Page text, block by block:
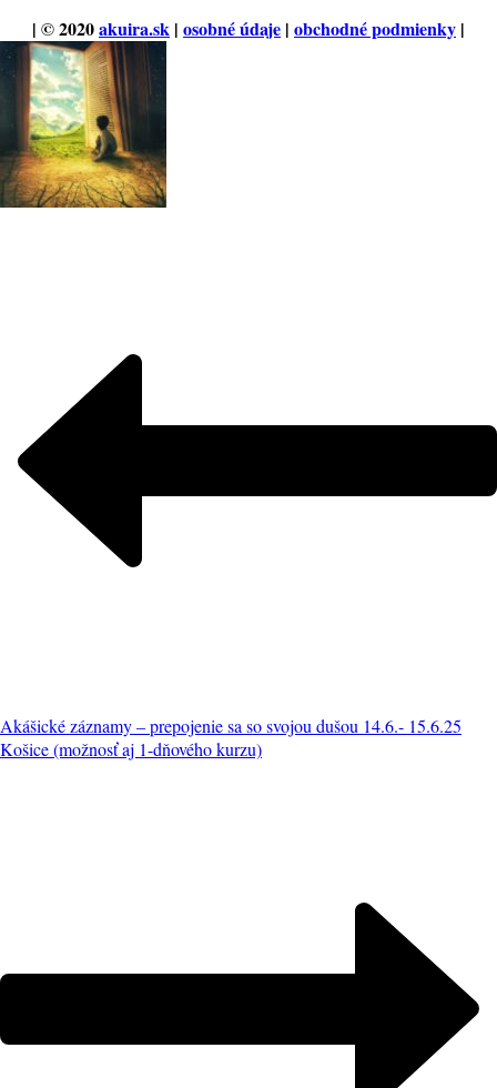
| © 2020akuira.sk | osobné údaje | obchodné podmienky |
Akášické záznamy – prepojenie sa so svojou dušou 14.6.- 15.6.25
Košice (možnosť aj 1-dňového kurzu)